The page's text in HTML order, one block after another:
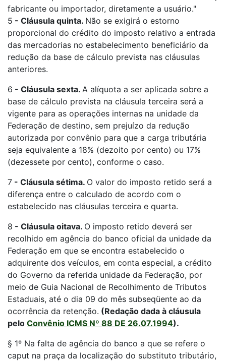
fabricante ou importador, diretamente a usuário."
5 - Cláusula quinta. Não se exigirá o estorno
proporcional do crédito do imposto relativo a entrada
das mercadorias no estabelecimento beneficiário da
redução da base de cálculo prevista nas cláusulas
anteriores.
6 - Cláusula sexta. A alíquota a ser aplicada sobre a
base de cálculo prevista na cláusula terceira será a
vigente para as operações internas na unidade da
Federação de destino, sem prejuízo da redução
autorizada por convênio para que a carga tributária
seja equivalente a 18% (dezoito por cento) ou 17%
(dezessete por cento), conforme o caso.
7 - Cláusula sétima. O valor do imposto retido será a
diferença entre o calculado de acordo com o
estabelecido nas cláusulas terceira e quarta.
8 - Cláusula oitava. O imposto retido deverá ser
recolhido em agência do banco oficial da unidade da
Federação em que se encontra estabelecido o
adquirente dos veículos, em conta especial, a crédito
do Governo da referida unidade da Federação, por
meio de Guia Nacional de Recolhimento de Tributos
Estaduais, até o dia 09 do mês subseqüente ao da
ocorrência da retenção. (Redação dada à cláusula
pelo Convênio ICMS Nº 88 DE 26.07.1994).
§ 1º Na falta de agência do banco a que se refere o
caput na praça da localização do substituto tributário,